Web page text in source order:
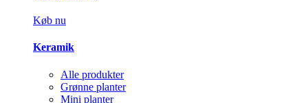
Køb nu
Keramik
Alle produkter
Grønne planter
Mini planter